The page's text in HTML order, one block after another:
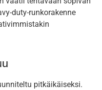
duty-runkorakenne
pitkäikäiseksi.